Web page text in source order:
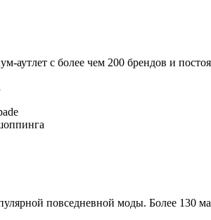
аутлет с более чем 200 брендов и
повседневной моды. Более 130